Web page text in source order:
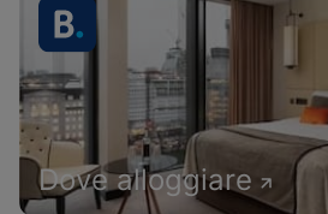
Dove alloggiare